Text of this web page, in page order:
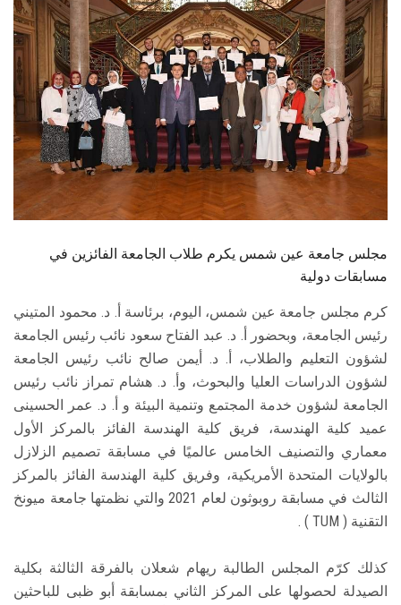
الطلاب
هيئة التدريس
الدراسات العليا
الخريجين
الموظفون
الزائـرون
سجل الان
مجلس جامعة عين شمس يكرم طلاب الجامعة الفائزين في
مسابقات دولية
كرم مجلس جامعة عين شمس، اليوم، برئاسة أ. د. محمود المتيني
رئيس الجامعة، وبحضور أ. د. عبد الفتاح سعود نائب رئيس الجامعة
لشؤون التعليم والطلاب، أ. د. أيمن صالح نائب رئيس الجامعة
لشؤون الدراسات العليا والبحوث، وأ. د. هشام تمراز نائب رئيس
الجامعة لشؤون خدمة المجتمع وتنمية البيئة و أ. د. عمر الحسينى
عميد كلية الهندسة، فريق كلية الهندسة الفائز بالمركز الأول
معماري والتصنيف الخامس عالميًا في مسابقة تصميم الزلازل
بالولايات المتحدة الأمريكية، وفريق كلية الهندسة الفائز بالمركز
الثالث في مسابقة روبوثون لعام 2021 والتي نظمتها جامعة ميونخ
التقنية ( TUM ) .
كذلك كرّم المجلس الطالبة ريهام شعلان بالفرقة الثالثة بكلية
الصيدلة لحصولها على المركز الثاني بمسابقة أبو ظبى للباحثين